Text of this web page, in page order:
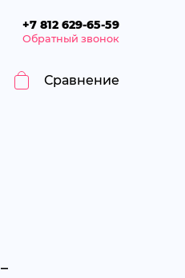
+7 812 629-65-59
Обратный звонок
Сравнение